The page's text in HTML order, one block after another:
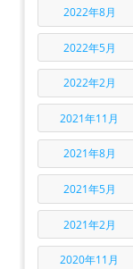
2022年8月
2022年5月
2022年2月
2021年11月
2021年8月
2021年5月
2021年2月
2020年11月